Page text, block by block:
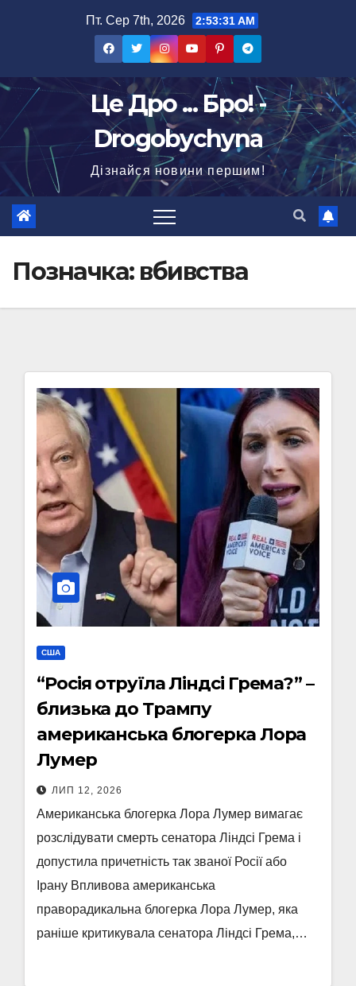
Пт. Сер 7th, 2026 2:53:33 AM
Це Дро ... Бро! -
Drogobychyna
Дізнайся новини першим!
Позначка: вбивства
США
“Росія отруїла Ліндсі Грема?” –
близька до Трампу
американська блогерка Лора
Лумер
ЛИП 12, 2026
Американська блогерка Лора Лумер вимагає
розслідувати смерть сенатора Ліндсі Грема і
допустила причетність так званої Росії або
Ірану Впливова американська
праворадикальна блогерка Лора Лумер, яка
раніше критикувала сенатора Ліндсі Грема,…